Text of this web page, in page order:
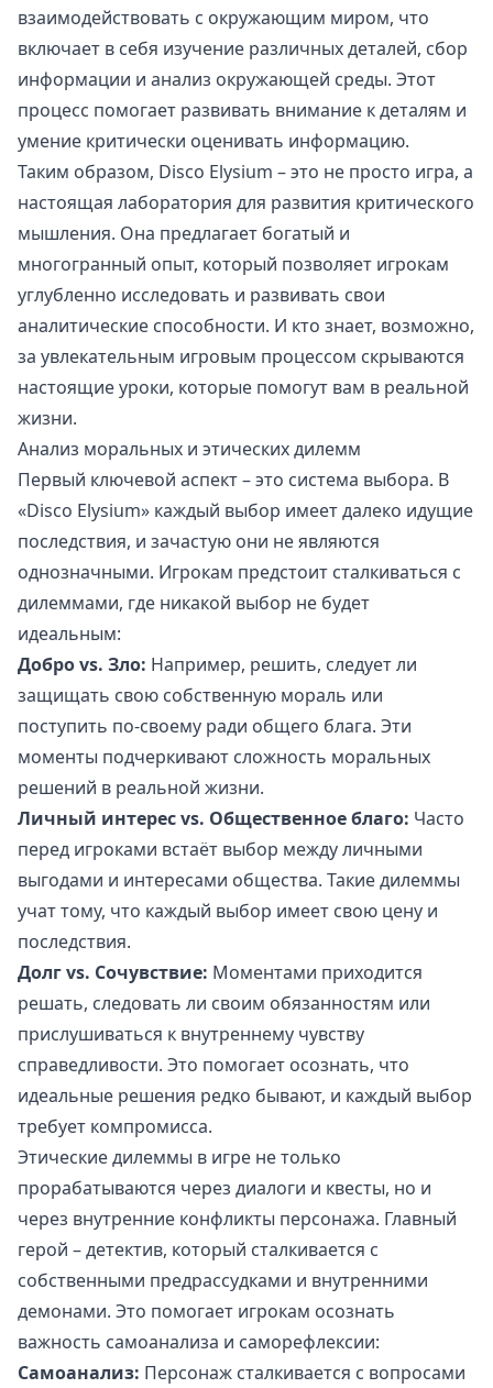
взаимодействовать с окружающим миром, что
включает в себя изучение различных деталей, сбор
информации и анализ окружающей среды. Этот
процесс помогает развивать внимание к деталям и
умение критически оценивать информацию.
Таким образом, Disco Elysium – это не просто игра, а
настоящая лаборатория для развития критического
мышления. Она предлагает богатый и
многогранный опыт, который позволяет игрокам
углубленно исследовать и развивать свои
аналитические способности. И кто знает, возможно,
за увлекательным игровым процессом скрываются
настоящие уроки, которые помогут вам в реальной
жизни.
Анализ моральных и этических дилемм
Первый ключевой аспект – это система выбора. В
«Disco Elysium» каждый выбор имеет далеко идущие
последствия, и зачастую они не являются
однозначными. Игрокам предстоит сталкиваться с
дилеммами, где никакой выбор не будет
идеальным:
Добро vs. Зло: Например, решить, следует ли
защищать свою собственную мораль или
поступить по-своему ради общего блага. Эти
моменты подчеркивают сложность моральных
решений в реальной жизни.
Личный интерес vs. Общественное благо: Часто
перед игроками встаёт выбор между личными
выгодами и интересами общества. Такие дилеммы
учат тому, что каждый выбор имеет свою цену и
последствия.
Долг vs. Сочувствие: Моментами приходится
решать, следовать ли своим обязанностям или
прислушиваться к внутреннему чувству
справедливости. Это помогает осознать, что
идеальные решения редко бывают, и каждый выбор
требует компромисса.
Этические дилеммы в игре не только
прорабатываются через диалоги и квесты, но и
через внутренние конфликты персонажа. Главный
герой – детектив, который сталкивается с
собственными предрассудками и внутренними
демонами. Это помогает игрокам осознать
важность самоанализа и саморефлексии:
Самоанализ: Персонаж сталкивается с вопросами